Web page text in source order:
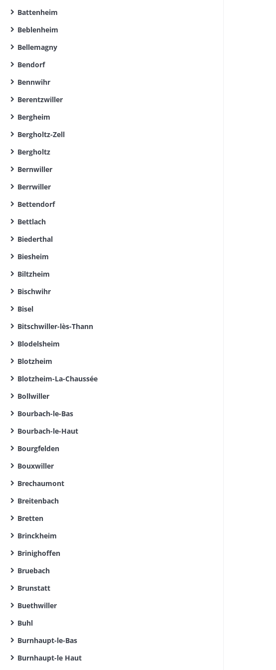
Battenheim
Beblenheim
Bellemagny
Bendorf
Bennwihr
Berentzwiller
Bergheim
Bergholtz-Zell
Bergholtz
Bernwiller
Berrwiller
Bettendorf
Bettlach
Biederthal
Biesheim
Biltzheim
Bischwihr
Bisel
Bitschwiller-lès-Thann
Blodelsheim
Blotzheim
Blotzheim-La-Chaussée
Bollwiller
Bourbach-le-Bas
Bourbach-le-Haut
Bourgfelden
Bouxwiller
Brechaumont
Breitenbach
Bretten
Brinckheim
Brinighoffen
Bruebach
Brunstatt
Buethwiller
Buhl
Burnhaupt-le-Bas
Burnhaupt-le Haut